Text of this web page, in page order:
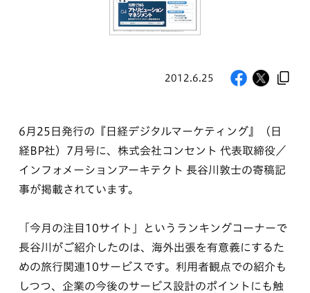
2012.6.25
6月25日発行の『日経デジタルマーケティング』（日
経BP社）7月号に、株式会社コンセント 代表取締役／
インフォメーションアーキテクト 長谷川敦士の寄稿記
事が掲載されています。
「今月の注目10サイト」というランキングコーナーで
長谷川がご紹介したのは、海外出張を有意義にするた
めの旅行関連10サービスです。利用者観点での紹介も
しつつ、企業の今後のサービス設計のポイントにも触